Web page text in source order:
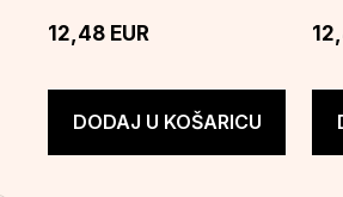
12,48 EUR
DODAJ U KOŠARICU